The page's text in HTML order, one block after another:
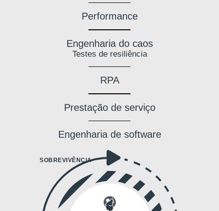
Performance
Engenharia do caos
Testes de resiliência
RPA
Prestação de serviço
Engenharia de software
SOBREVIVÊNCIA